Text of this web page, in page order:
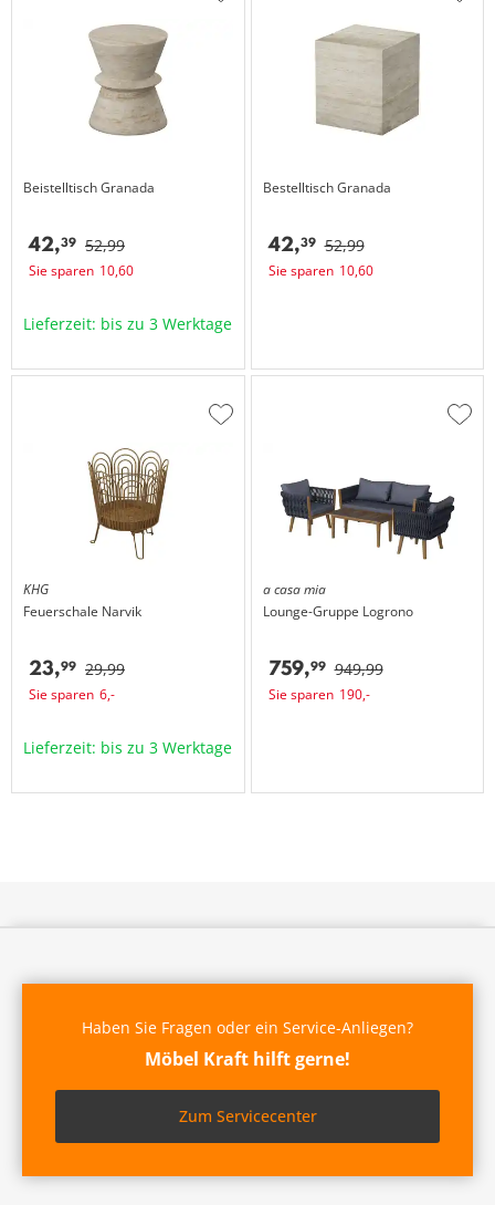
BeistelltischGranada
52,99
42,39
10,60
Sie sparen
Lieferzeit: bis zu 3 Werktage
BestelltischGranada
52,99
42,39
10,60
Sie sparen
KHG
Feuerschale Narvik
29,99
23,99
6,-
Sie sparen
Zur
Lieferzeit: bis zu 3 Werktage
a casa mia
Lounge-Gruppe Logrono
949,99
759,99
190,-
Sie sparen
Zur
Haben Sie Fragen oder ein Service-Anliegen?
Möbel Kraft hilft gerne!
Zum Servicecenter